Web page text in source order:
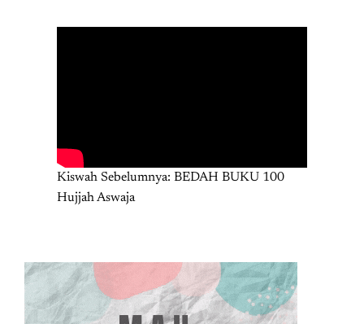
Kiswah Sebelumnya: BEDAH BUKU 100
Hujjah Aswaja